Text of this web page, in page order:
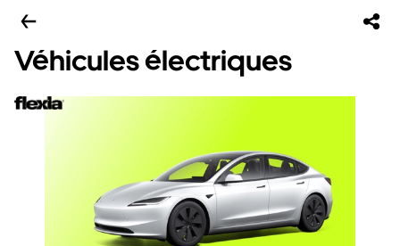
Véhicules électriques